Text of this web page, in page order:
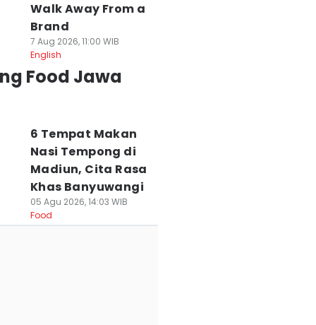
Walk Away From a
Brand
7 Aug 2026, 11:00 WIB
English
Food Jawa
6 Tempat Makan
Nasi Tempong di
Madiun, Cita Rasa
Khas Banyuwangi
05 Agu 2026, 14:03 WIB
Food